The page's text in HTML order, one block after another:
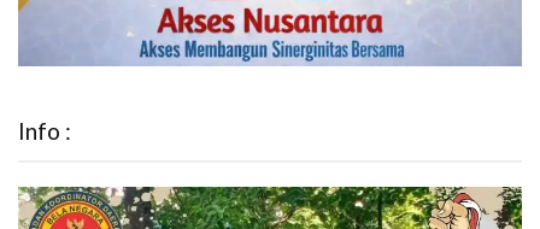
Info :